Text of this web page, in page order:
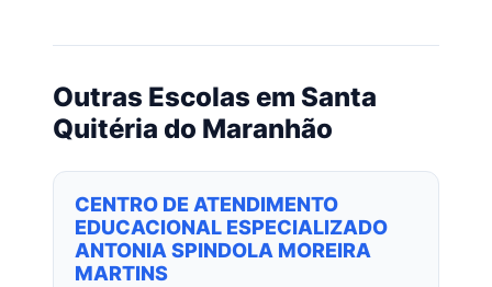
Outras Escolas em Santa
Quitéria do Maranhão
CENTRO DE ATENDIMENTO
EDUCACIONAL ESPECIALIZADO
ANTONIA SPINDOLA MOREIRA
MARTINS